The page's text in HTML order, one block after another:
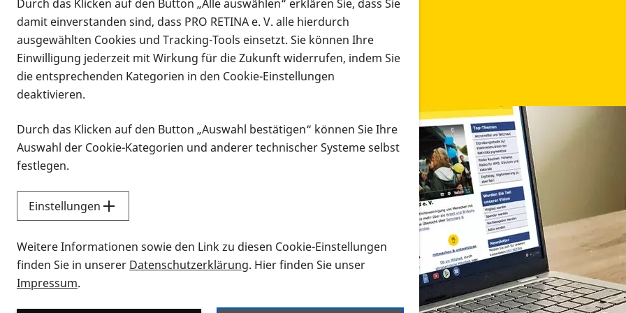
Infomaterial
Infomaterial
Vorlesen
Alle Infomaterialien in verschiedenen Formaten an
Sie möchten wissen, wie Sie nach Infonmaterial suchen und dieses bestellen bzw. herunterladen
Durch das Klicken auf den Button „Alle auswählen“ erklären Sie, dass Sie
damit einverstanden sind, dass PRO RETINA e. V. alle hierdurch
ausgewählten Cookies und Tracking-Tools einsetzt. Sie können Ihre
Einwilligung jederzeit mit Wirkung für die Zukunft widerrufen, indem Sie
die entsprechenden Kategorien in den Cookie-Einstellungen
deaktivieren.
Durch das Klicken auf den Button „Auswahl bestätigen“ können Sie Ihre
Auswahl der Cookie-Kategorien und anderer technischer Systeme selbst
festlegen.
Einstellungen
Weitere Informationen sowie den Link zu diesen Cookie-Einstellungen
finden Sie in unserer Datenschutzerklärung. Hier finden Sie unser
Impressum.